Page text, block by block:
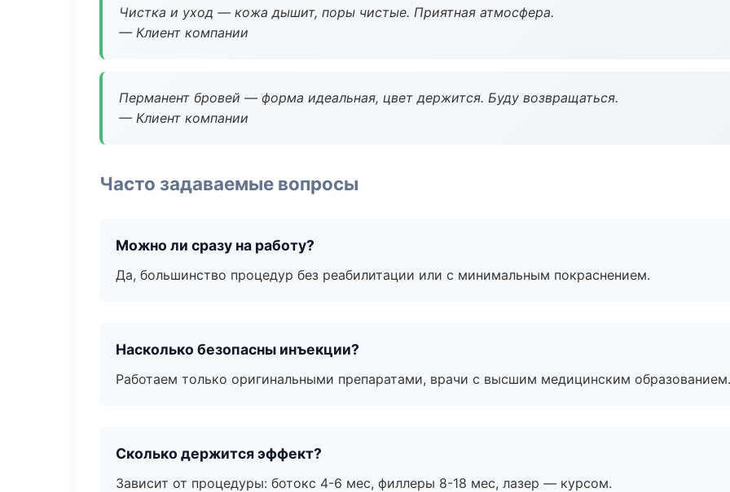
Чистка и уход — кожа дышит, поры чистые. Приятная атмосфера.
— Клиент компании
Перманент бровей — форма идеальная, цвет держится. Буду возвращаться.
— Клиент компании
Часто задаваемые вопросы
Можно ли сразу на работу?
Да, большинство процедур без реабилитации или с минимальным покраснением.
Насколько безопасны инъекции?
Работаем только оригинальными препаратами, врачи с высшим медицинским образованием.
Сколько держится эффект?
Зависит от процедуры: ботокс 4-6 мес, филлеры 8-18 мес, лазер — курсом.